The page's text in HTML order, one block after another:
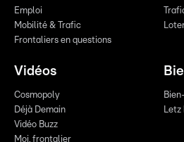
Emploi
Mobilité & Trafic
Frontaliers en questions
Vidéos
Cosmopoly
Déjà Demain
Vidéo Buzz
Moi, frontalier
Letz